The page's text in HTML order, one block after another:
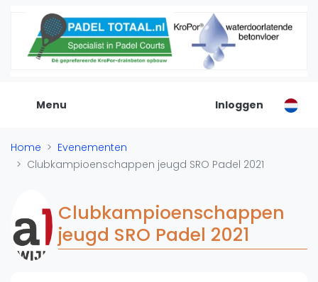
Menu
De Padel Gids
Alle padel locaties
Organisatie
Banenbouwers
Overige categorien
Padelscholen
Toevoegen data
Laatste updates
Inloggen
Home
Evenementen
Clubkampioenschappen jeugd SRO Padel 2021
Clubkampioenschappen
jeugd SRO Padel 2021